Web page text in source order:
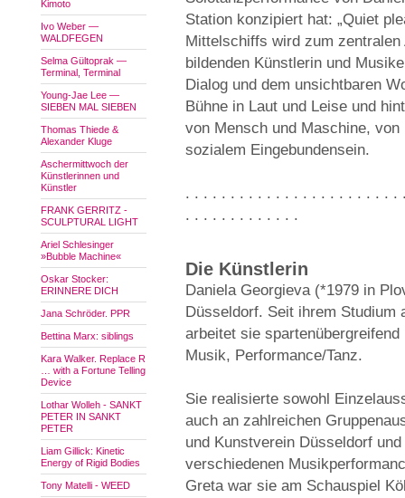
Kimoto
Ivo Weber —
WALDFEGEN
Selma Gültoprak —
Terminal, Terminal
Young-Jae Lee —
SIEBEN MAL SIEBEN
Thomas Thiede &
Alexander Kluge
Aschermittwoch der
Künstlerinnen und
Künstler
FRANK GERRITZ -
SCULPTURAL LIGHT
Ariel Schlesinger
»Bubble Machine«
Oskar Stocker:
ERINNERE DICH
Jana Schröder. PPR
Bettina Marx: siblings
Kara Walker. Replace R
… with a Fortune Telling
Device
Lothar Wolleh - SANKT
PETER IN SANKT
PETER
Liam Gillick: Kinetic
Energy of Rigid Bodies
Tony Matelli - WEED
Station konzipiert hat: „Quiet
Mittelschiffs wird zum
bildenden Künstlerin und
Dialog und dem unsichtbaren
Bühne in Laut und Leise und
von Mensch und Maschine,
sozialem Eingebundensein.
. . . . . . . . . . . . . . . . . . . . . . .
. . . . . . . . . . . . .
Die Künstlerin
Daniela Georgieva (*1979 in
Düsseldorf. Seit ihrem Studium
arbeitet sie
Musik, Performance/Tanz.
Sie realisierte sowohl
auch an zahlreichen
und Kunstverein Düsseldorf
verschiedenen
Greta war sie am Schauspiel